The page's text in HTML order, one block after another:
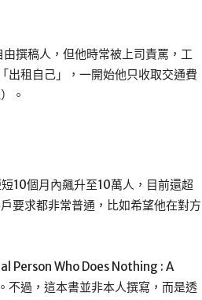
撰稿人，但他時常被上司責罵，工
出租自己」，一開始他只收取交通費
。
10個月內飆升至10萬人，目前還超
要求都非常普通，比如希望他在對方
Person Who Does Nothing : A
過，這本書並非本人撰寫，而是透